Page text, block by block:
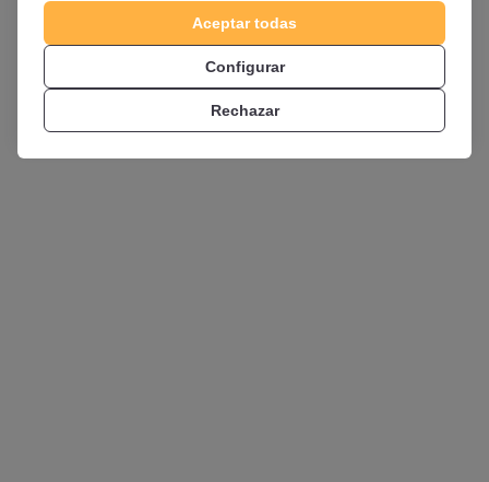
El equipo de OpositaTest
www.opositatest.com
Aceptar todas
Configurar
Rechazar